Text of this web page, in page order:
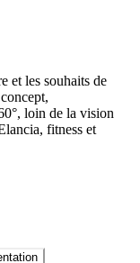
et les souhaits de
loin de la vision
fitness et